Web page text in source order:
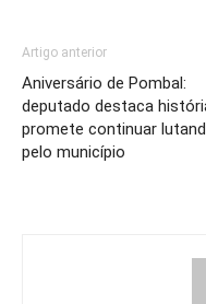
Artigo anterior
Aniversário de Pombal:
deputado destaca
promete continuar
pelo município